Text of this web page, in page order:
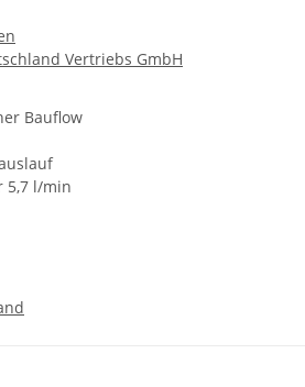
Vertriebs GmbH
Bauflow
5,7 l/min